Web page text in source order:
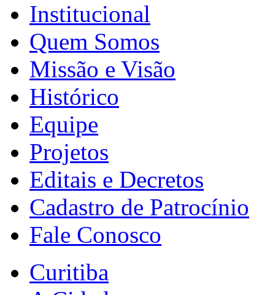
Institucional
Quem Somos
Missão e Visão
Histórico
Equipe
Projetos
Editais e Decretos
Cadastro de Patrocínio
Fale Conosco
Curitiba